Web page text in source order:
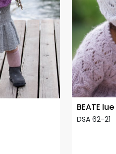
BEATE lue
DSA 62-21